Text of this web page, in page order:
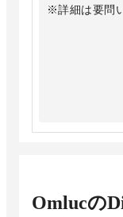
※詳細は要問
Omlucの